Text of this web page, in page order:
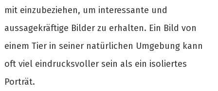
mit einzubeziehen, um interessante und
aussagekräftige Bilder zu erhalten. Ein Bild von
einem Tier in seiner natürlichen Umgebung kann
oft viel eindrucksvoller sein als ein isoliertes
Porträt.